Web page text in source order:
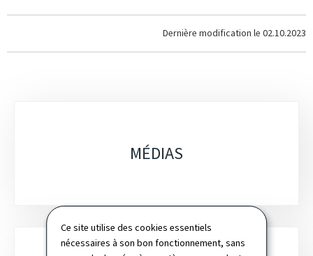
Ce site utilise des cookies essentiels
nécessaires à son bon fonctionnement, sans
Dernière modification le 02.10.2023
MÉDIAS